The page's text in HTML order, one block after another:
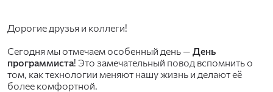
Дорогие друзья и коллеги!
Сегодня мы отмечаем особенный день — День
программиста! Это замечательный повод вспомнить о
том, как технологии меняют нашу жизнь и делают её
более комфортной.